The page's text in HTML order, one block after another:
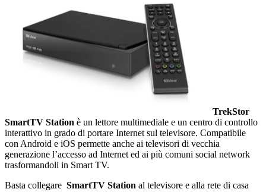
TrekStor
SmartTV Station è un lettore multimediale e un centro di controllo
interattivo in grado di portare Internet sul televisore. Compatibile
con Android e iOS permette anche ai televisori di vecchia
generazione l’accesso ad Internet ed ai più comuni social network
trasformandoli in Smart TV.
Basta collegare SmartTV Station al televisore e alla rete di casa